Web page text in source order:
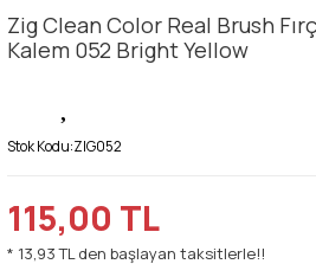
Zig Clean Color Real Brush
Kalem 052 Bright Yellow
Stok Kodu:ZIG052
115,00 TL
* 13,93 TL den başlayan taksitlerle!!